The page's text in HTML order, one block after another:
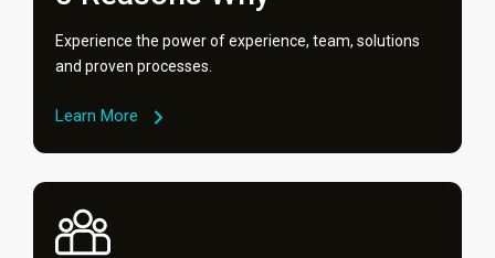
Experience the power of experience, team, solutions
and proven processes.
Learn More